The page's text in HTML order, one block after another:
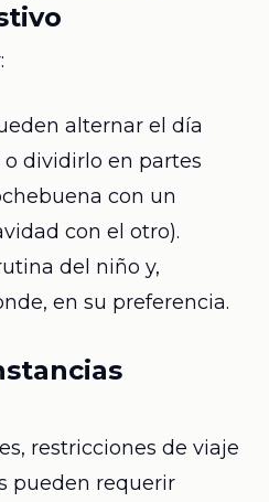
alternar el día
dividirlo en partes
con un
con el otro).
del niño y,
en su preferencia.
restricciones de viaje
pueden requerir